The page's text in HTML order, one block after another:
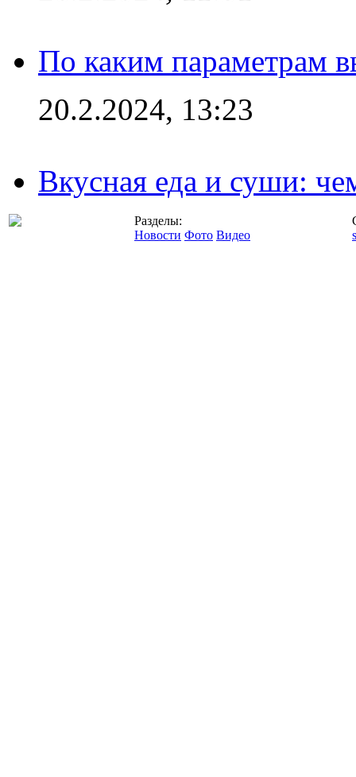
По каким параметрам
20.2.2024, 13:23
Вкусная еда и суши:
Разделы:
Новости Фото Видео